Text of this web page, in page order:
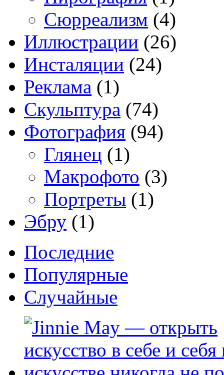
Сюрреализм (4)
Иллюстрации (26)
Инсталяции (24)
Реклама (1)
Скульптура (74)
Фотография (94)
Глянец (1)
Макрофото (3)
Портреты (1)
Эбру (1)
Последние
Популярные
Случайные